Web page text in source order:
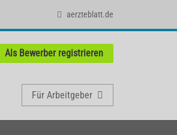
aerzteblatt.de
Als Bewerber registrieren
Für Arbeitgeber